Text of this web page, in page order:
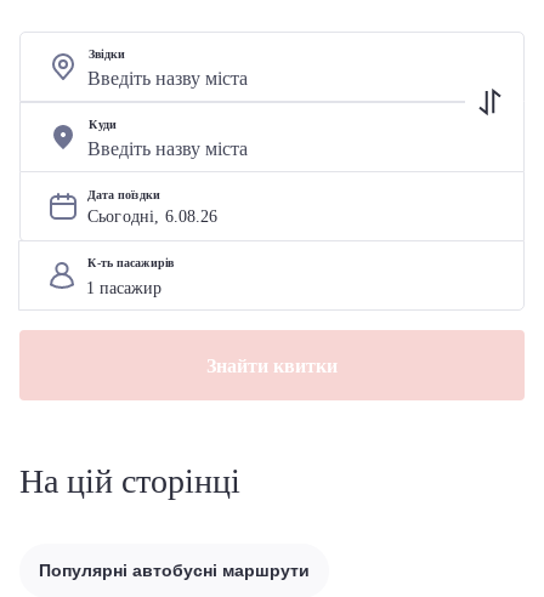
Звідки
Куди
Дата поїздки
Сьогодні, 6.08.26
К-ть пасажирів
Знайти квитки
На цій сторінці
Популярні автобусні маршрути